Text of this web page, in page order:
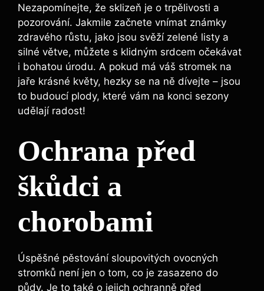
Nezapomínejte, že sklizeň je o trpělivosti a
pozorování. Jakmile začnete vnímat známky
zdravého růstu, jako jsou svěží zelené listy a
silné větve, můžete s klidným srdcem očekávat
i bohatou úrodu. A pokud má váš stromek na
jaře krásné květy, hezky se na ně dívejte – jsou
to budoucí plody, které vám na konci sezony
udělají radost!
Ochrana před
škůdci a
chorobami
Úspěšné pěstování sloupovitých ovocných
stromků není jen o tom, co je zasazeno do
půdy. Je to také o jejich ochranně před